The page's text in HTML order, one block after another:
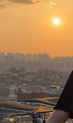
ц
н
д